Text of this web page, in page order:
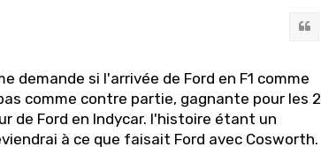
demande si l'arrivée de Ford en F1 comme
comme contre partie, gagnante pour les 2
de Ford en Indycar. l'histoire étant un
à ce que faisait Ford avec Cosworth.